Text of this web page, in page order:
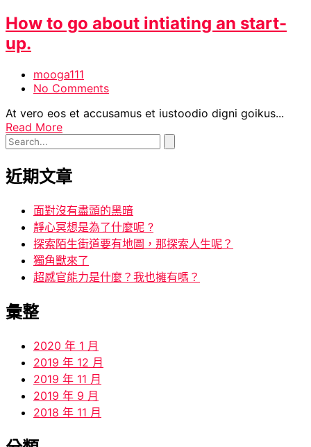
How to go about intiating an start-
up.
mooga111
No Comments
At vero eos et accusamus et iustoodio digni goikus...
Read More
近期文章
面對沒有盡頭的黑暗
靜心冥想是為了什麼呢 ?
探索陌生街道要有地圖，那探索人生呢？
獨角獸來了
超感官能力是什麼？我也擁有嗎？
彙整
2020 年 1 月
2019 年 12 月
2019 年 11 月
2019 年 9 月
2018 年 11 月